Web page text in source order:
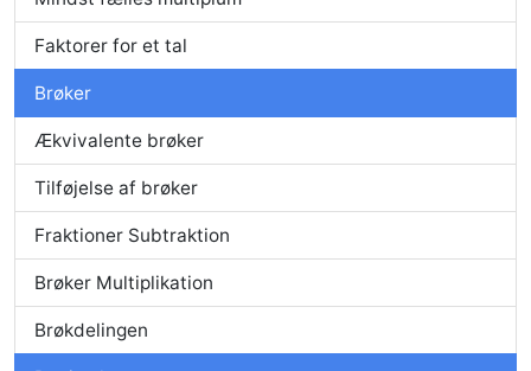
Faktorer for et tal
Brøker
Ækvivalente brøker
Tilføjelse af brøker
Fraktioner Subtraktion
Brøker Multiplikation
Brøkdelingen